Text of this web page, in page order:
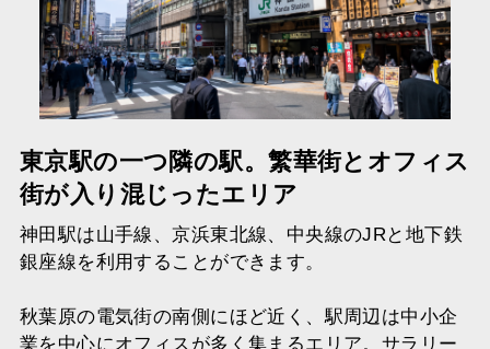
東京駅の一つ隣の駅。繁華街とオフィス
街が入り混じったエリア
神田駅は山手線、京浜東北線、中央線のJRと地下鉄
銀座線を利用することができます。
秋葉原の電気街の南側にほど近く、駅周辺は中小企
業を中心にオフィスが多く集まるエリア。サラリー